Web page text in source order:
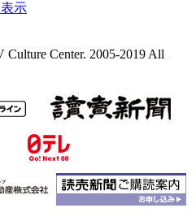
示
Center. 2005-2019 All